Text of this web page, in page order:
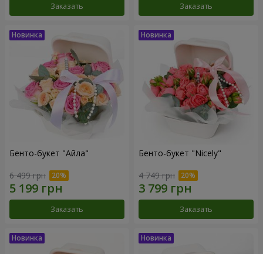
Заказать Заказать
Бенто-букет "Айла"
6 499 грн
Заказать
Бенто-букет "Nicely"
4 749 грн
Заказать